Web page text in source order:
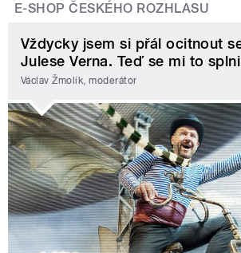
E-SHOP ČESKÉHO ROZHLASU
Vždycky jsem si přál ocitnout
Julese Verna. Teď se mi to
Václav Žmolík, moderátor